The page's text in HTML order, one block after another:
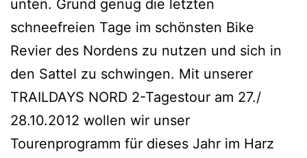
unten. Grund genug die letzten
schneefreien Tage im schönsten Bike
Revier des Nordens zu nutzen und sich in
den Sattel zu schwingen. Mit unserer
TRAILDAYS NORD 2-Tagestour am 27./
28.10.2012 wollen wir unser
Tourenprogramm für dieses Jahr im Harz